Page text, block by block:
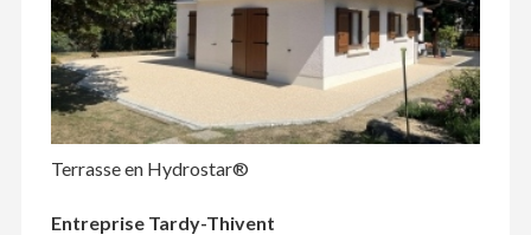
Terrasse en Hydrostar®
Entreprise Tardy-Thivent